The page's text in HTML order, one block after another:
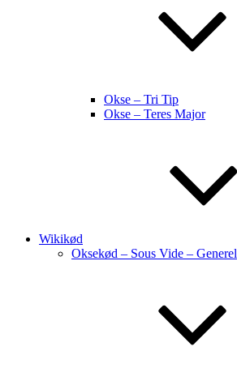
Okse – Tri Tip
Okse – Teres Major
Wikikød
Oksekød – Sous Vide – Generel